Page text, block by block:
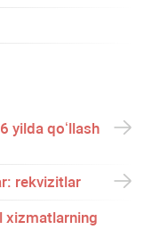
yilda qoʻllash
rekvizitlar
хizmatlarning